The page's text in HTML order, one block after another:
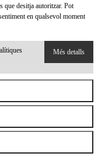
BUTLLETÍ!
que desitja autoritzar. Pot
en qualsevol moment
Més detalls